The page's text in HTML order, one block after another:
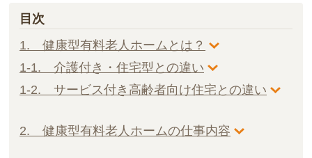
目次
1. 健康型有料老人ホームとは？
1-1. 介護付き・住宅型との違い
1-2. サービス付き高齢者向け住宅との違い
2. 健康型有料老人ホームの仕事内容